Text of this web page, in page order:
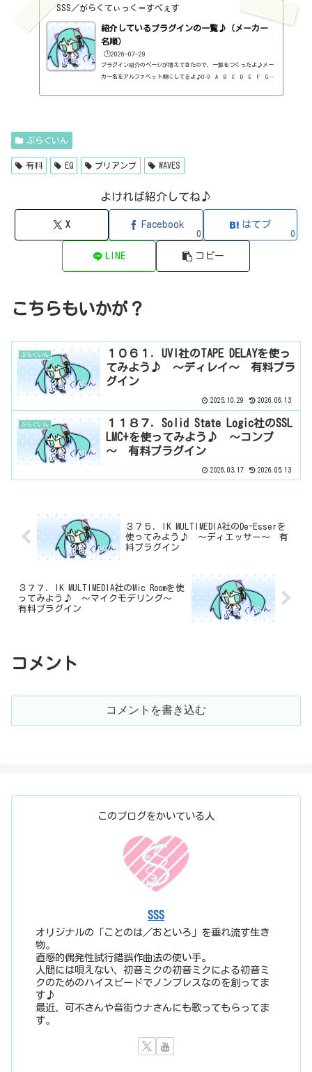
VERBED（2B Played Music・リバーブ・有料）2B Shaped Filter（2
B Played Music・フィルタープラグイン・有料）3-Band EQ（Kilohe
arts・EQ・無料）40'S VERY OWN DRUMS（NATIVE INSTRUMENTS・ドラ
ム...
SSS／がらくてぃっく＝すぺぇす
紹介しているプラグインの一覧♪（メーカー
名順）
🕒️2026-07-29
プラグイン紹介のページが増えてきたので、一覧をつくったよ♪メー
カー名をアルファベット順にしてるよ♪0-9 A B C D E F G
ップ...
ぷらぐいん
有料 EQ プリアンプ WAVES
よければ紹介してね♪
X Facebook
0
はてブ
0
LINE コピー
こちらもいかが？
ぷらぐいん
１０６１．UVI社のTAPE DELAYを使っ
てみよう♪ ～ディレイ～ 有料プラ
グイン
2025.10.29 2026.06.13
ぷらぐいん
１１８７．Solid State Logic社のSSL
LMC+を使ってみよう♪ ～コンプ
～ 有料プラグイン
2026.03.17 2026.05.13
３７５．IK MULTIMEDIA社のDe-Esserを
使ってみよう♪ ～ディエッサー～ 有
料プラグイン
３７７．IK MULTIMEDIA社のMic Roomを使
ってみよう♪ ～マイクモデリング～
有料プラグイン
コメント
コメントを書き込む
このブログをかいている人
SSS
オリジナルの「ことのは／おといろ」を垂れ流す生き
物。
直感的偶発性試行錯誤作曲法の使い手。
人間には唄えない、初音ミクの初音ミクによる初音ミ
クのためのハイスピードでノンブレスなのを創ってま
す♪
最近、可不さんや音街ウナさんにも歌ってもらってま
す。